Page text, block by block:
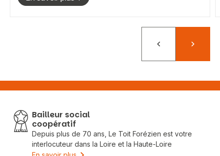
PrécédentSuivant
Bailleur social
coopératif
Depuis plus de 70 ans, Le Toit Forézien est votre
interlocuteur dans la Loire et la Haute-Loire